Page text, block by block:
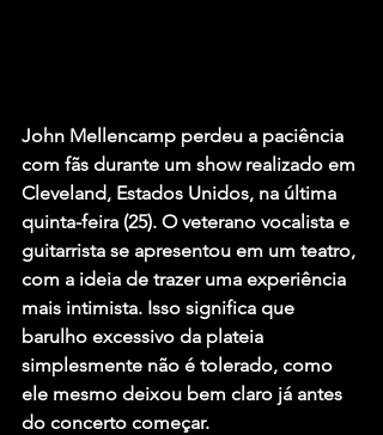
John Mellencamp perdeu a paciência
com fãs durante um show realizado em
Cleveland, Estados Unidos, na última
quinta-feira (25). O veterano vocalista e
guitarrista se apresentou em um teatro,
com a ideia de trazer uma experiência
mais intimista. Isso significa que
barulho excessivo da plateia
simplesmente não é tolerado, como
ele mesmo deixou bem claro já antes
do concerto começar.